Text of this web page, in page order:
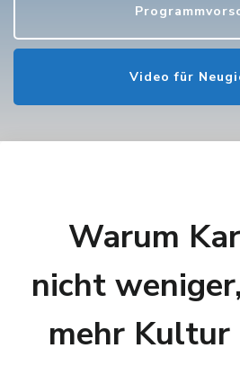
Video für
Warum
nicht
mehr